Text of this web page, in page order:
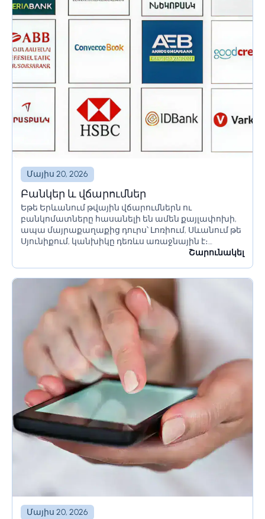
Մայիս 20, 2026
Բանկեր և վճարումներ
Եթե Երևանում թվային վճարումներն ու
բանկոմատները հասանելի են ամեն քայլափոխի,
ապա մայրաքաղաքից դուրս՝ Լոռիում, Սևանում թե
Սյունիքում, կանխիկը դեռևս առաջնային է։
Չնայած սրան՝ հայաստանյան բանկային
ուղեցույցը նախատեսված է...
Շարունակել
Մայիս 20, 2026